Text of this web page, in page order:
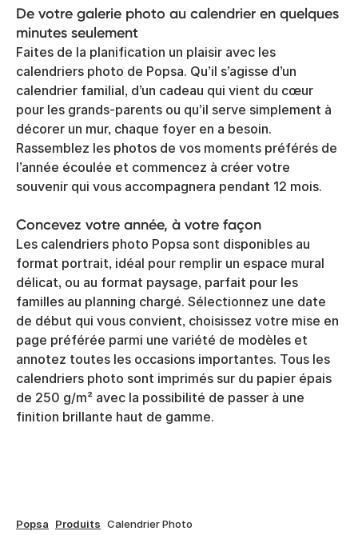
De votre galerie photo au calendrier en quelques
minutes seulement
Faites de la planification un plaisir avec les
calendriers photo de Popsa. Qu’il s’agisse d’un
calendrier familial, d’un cadeau qui vient du cœur
pour les grands-parents ou qu’il serve simplement à
décorer un mur, chaque foyer en a besoin.
Rassemblez les photos de vos moments préférés de
l’année écoulée et commencez à créer votre
souvenir qui vous accompagnera pendant 12 mois.
Concevez votre année, à votre façon
Les calendriers photo Popsa sont disponibles au
format portrait, idéal pour remplir un espace mural
délicat, ou au format paysage, parfait pour les
familles au planning chargé. Sélectionnez une date
de début qui vous convient, choisissez votre mise en
page préférée parmi une variété de modèles et
annotez toutes les occasions importantes. Tous les
calendriers photo sont imprimés sur du papier épais
de 250 g/m² avec la possibilité de passer à une
finition brillante haut de gamme.
Popsa Produits Calendrier Photo